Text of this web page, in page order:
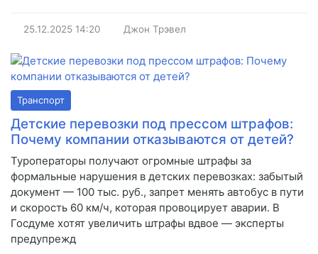
25.12.2025 14:20 Джон Трэвел
Транспорт
Детские перевозки под прессом штрафов:
Почему компании отказываются от детей?
Туроператоры получают огромные штрафы за
формальные нарушения в детских перевозках: забытый
документ — 100 тыс. руб., запрет менять автобус в пути
и скорость 60 км/ч, которая провоцирует аварии. В
Госдуме хотят увеличить штрафы вдвое — эксперты
предупрежд